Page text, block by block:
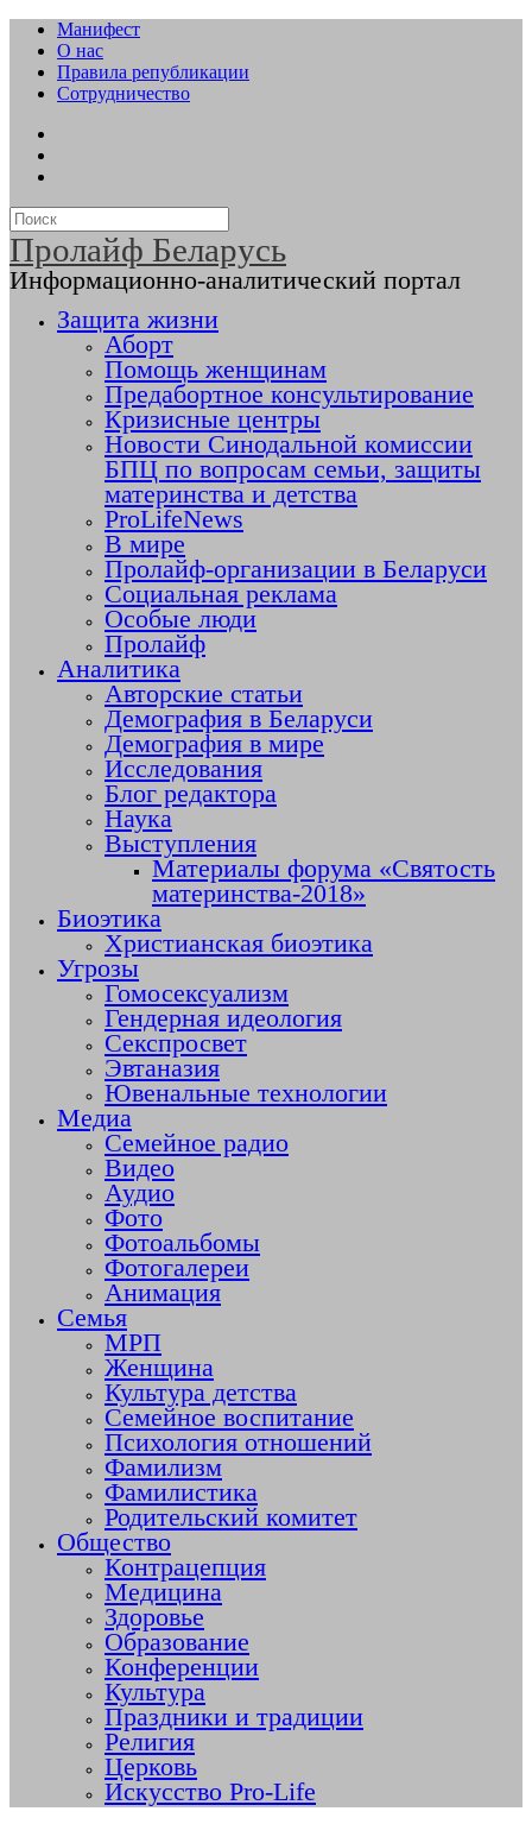
Манифест
О нас
Правила републикации
Сотрудничество
Пролайф Беларусь
Информационно-аналитический портал
Защита жизни
Аборт
Помощь женщинам
Предабортное консультирование
Кризисные центры
Новости Синодальной комиссии
БПЦ по вопросам семьи, защиты
материнства и детства
ProLifeNews
В мире
Пролайф-организации в Беларуси
Социальная реклама
Особые люди
Пролайф
Аналитика
Авторские статьи
Демография в Беларуси
Демография в мире
Исследования
Блог редактора
Наука
Выступления
Материалы форума «Святость
материнства-2018»
Биоэтика
Христианская биоэтика
Угрозы
Гомосексуализм
Гендерная идеология
Секспросвет
Эвтаназия
Ювенальные технологии
Медиа
Семейное радио
Видео
Аудио
Фото
Фотоальбомы
Фотогалереи
Анимация
Семья
МРП
Женщина
Культура детства
Семейное воспитание
Психология отношений
Фамилизм
Фамилистика
Родительский комитет
Общество
Контрацепция
Медицина
Здоровье
Образование
Конференции
Культура
Праздники и традиции
Религия
Церковь
Искусство Pro-Life